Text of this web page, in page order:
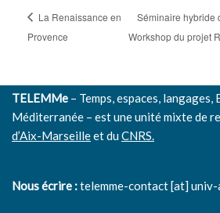
La Renaissance en
Provence
Séminaire hybride
Workshop du projet
TELEMMe – Temps, espaces,
Méditerranée – est une unité mixte de
d’Aix-Marseilleet duCNRS.
Nous écrire :telemme-contact [at]